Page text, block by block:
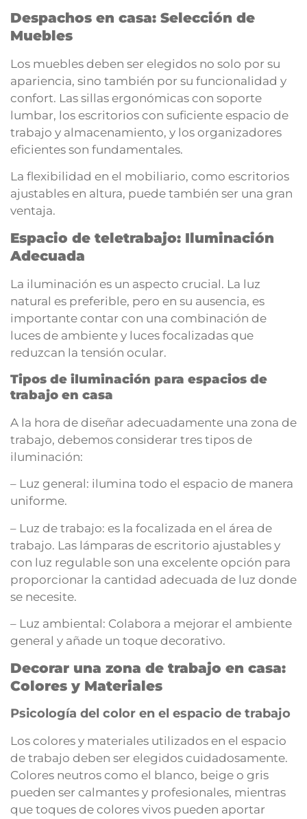
Despachos en casa: Selección de
Muebles
Los muebles deben ser elegidos no solo por su
apariencia, sino también por su funcionalidad y
confort. Las sillas ergonómicas con soporte
lumbar, los escritorios con suficiente espacio de
trabajo y almacenamiento, y los organizadores
eficientes son fundamentales.
La flexibilidad en el mobiliario, como escritorios
ajustables en altura, puede también ser una gran
ventaja.
Espacio de teletrabajo: Iluminación
Adecuada
La iluminación es un aspecto crucial. La luz
natural es preferible, pero en su ausencia, es
importante contar con una combinación de
luces de ambiente y luces focalizadas que
reduzcan la tensión ocular.
Tipos de iluminación para espacios de
trabajo en casa
A la hora de diseñar adecuadamente una zona de
trabajo, debemos considerar tres tipos de
iluminación:
– Luz general: ilumina todo el espacio de manera
uniforme.
– Luz de trabajo: es la focalizada en el área de
trabajo. Las lámparas de escritorio ajustables y
con luz regulable son una excelente opción para
proporcionar la cantidad adecuada de luz donde
se necesite.
– Luz ambiental: Colabora a mejorar el ambiente
general y añade un toque decorativo.
Decorar una zona de trabajo en casa:
Colores y Materiales
Psicología del color en el espacio de trabajo
Los colores y materiales utilizados en el espacio
de trabajo deben ser elegidos cuidadosamente.
Colores neutros como el blanco, beige o gris
pueden ser calmantes y profesionales, mientras
que toques de colores vivos pueden aportar